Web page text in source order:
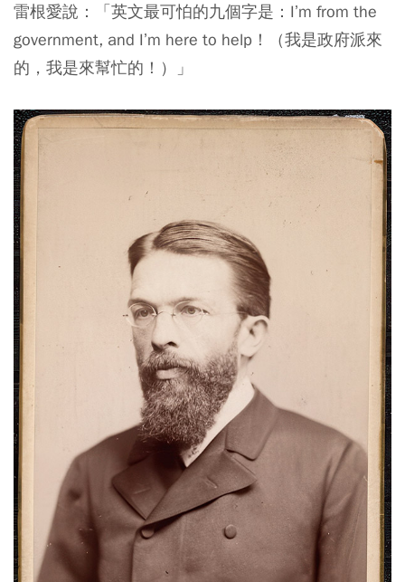
雷根愛說：「英文最可怕的九個字是：I’m from the
government, and I’m here to help！（我是政府派來
的，我是來幫忙的！）」